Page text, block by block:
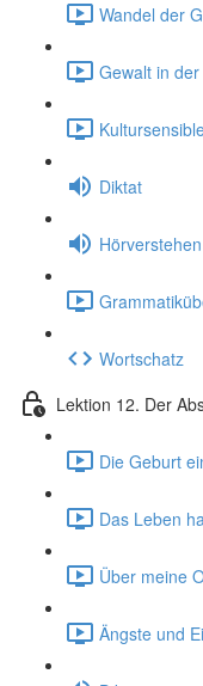
Wandel der
Gewalt in
Diktat
Hörverstehen
Wortschatz
Lektion 12. Der
Die Geburt
Das Leben
Über meine
Ängste und